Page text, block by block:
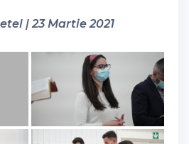
| 23 Martie 2021